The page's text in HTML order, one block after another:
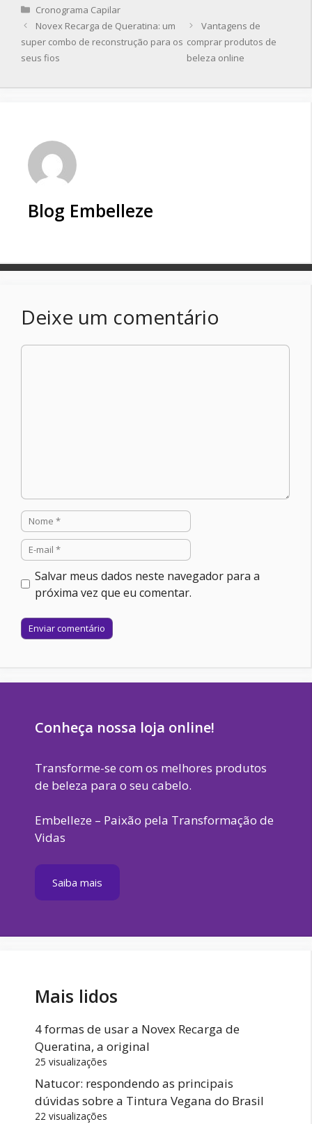
Categorias
Cronograma Capilar
Novex Recarga de Queratina: um
super combo de reconstrução para os
seus fios
Vantagens de
comprar produtos de
beleza online
Blog Embelleze
Deixe um comentário
Comentário
Nome
E-
mail
Salvar meus dados neste navegador para a
próxima vez que eu comentar.
Site
Conheça nossa loja online!
Transforme-se com os melhores produtos
de beleza para o seu cabelo.
Embelleze – Paixão pela Transformação de
Vidas
Saiba mais
Mais lidos
4 formas de usar a Novex Recarga de
Queratina, a original
25 visualizações
Natucor: respondendo as principais
dúvidas sobre a Tintura Vegana do Brasil
22 visualizações